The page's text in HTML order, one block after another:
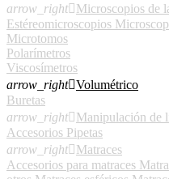
arrow_right Microscopios de
Estéreomicroscopios
Microtomos
Polarímetros
Viscosímetros
arrow_rightVolumétrico
Buretas
arrow_right Manipulación de
Accesorios Pipetas
arrow_right Matraces
Accesorios para matraces